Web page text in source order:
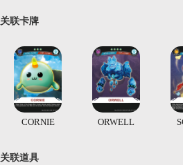
关联卡牌
CORNIE ORWELL
关联道具